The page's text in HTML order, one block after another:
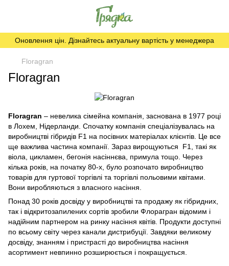
Оновлення цін. Дізнайтесь актуальну вартість у менеджера
Floragran
Floragran
Floragran – невелика сімейна компанія, заснована в 1977 році
в Лохем, Нідерланди. Спочатку компанія спеціалізувалась на
виробництві гібридів F1 на посівних матеріалах клієнтів. Це все
ще важлива частина компанії. Зараз вирощуються F1, такі як
віола, цикламен, бегонія насіннєва, примула тощо. Через
кілька років, на початку 80-х, було розпочато виробництво
товарів для гуртової торгівлі та торгівлі польовими квітами.
Вони виробляються з власного насіння.
Понад 30 років досвіду у виробництві та продажу як гібридних,
так і відкритозапилених сортів зробили Флорагран відомим і
надійним партнером на ринку насіння квітів. Продукти доступні
по всьому світу через канали дистрибуції. Завдяки великому
досвіду, знанням і пристрасті до виробництва насіння
асортимент невпинно розширюється і покращується.